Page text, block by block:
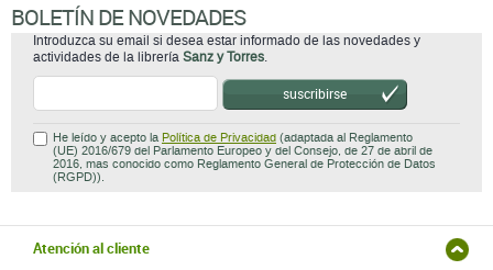
BOLETÍN DE NOVEDADES
Introduzca su email si desea estar informado de las novedades y
actividades de la librería Sanz y Torres.
suscribirse
He leído y acepto la Política de Privacidad (adaptada al Reglamento
(UE) 2016/679 del Parlamento Europeo y del Consejo, de 27 de abril de
2016, mas conocido como Reglamento General de Protección de Datos
(RGPD)).
Atención al cliente